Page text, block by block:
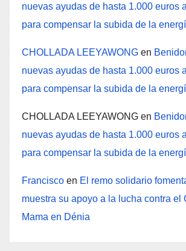
nuevas ayudas de hasta 1.000 euros
para compensar la subida de la
CHOLLADA LEEYAWONG en
nuevas ayudas de hasta 1.000 euros
para compensar la subida de la
CHOLLADA LEEYAWONG en
nuevas ayudas de hasta 1.000 euros
para compensar la subida de la
Francisco en El remo solidario
muestra su apoyo a la lucha contra el
Mama en Dénia